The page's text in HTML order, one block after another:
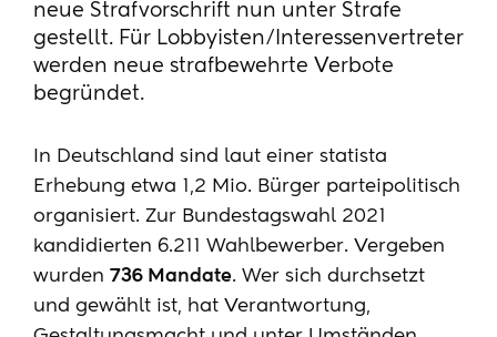
neue Strafvorschrift nun unter Strafe
gestellt. Für Lobbyisten/Interessenvertreter
werden neue strafbewehrte Verbote
begründet.
In Deutschland sind laut einer statista
Erhebung etwa 1,2 Mio. Bürger parteipolitisch
organisiert. Zur Bundestagswahl 2021
kandidierten 6.211 Wahlbewerber. Vergeben
wurden 736 Mandate. Wer sich durchsetzt
und gewählt ist, hat Verantwortung,